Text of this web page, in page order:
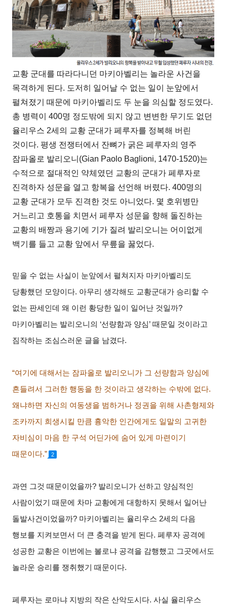
교황 군대를 따라다니던 마키아벨리는 놀라운 사건을
목격하게 된다. 도저히 일어날 수 없는 일이 눈앞에서
펼쳐졌기 때문에 마키아벨리도 두 눈을 의심할 정도였다.
총 병력이
400명 정도밖에 되지 않고 변변한 무기도 없던
율리우스 2세의 교황 군대가 페루자를 정복해 버린
것이다.평생 전쟁터에서 잔뼈가 굵은 페루자의 영주
잠파올로 발리오니 (Gian Paolo Baglioni, 1470-1520)는
수적으로 절대적인 약체였던 교황의 군대가 페루자로
진격하자 성문을 열고 항복을 선언해 버렸다. 400명의
교황 군대가 모두 진격한 것도 아니었다. 몇 호위병만
거느리고 호통을 치면서 페루자 성문을 향해 돌진하는
교황의 배짱과 용기에 기가 질려 발리오니는 어이없게
백기를 들고 교황 앞에서 무릎을 꿇었다.
믿을 수 없는 사실이 눈앞에서 펼쳐지자 마키아벨리도
당황했던 모양이다. 아무리 생각해도 교황군대가 승리할 수
없는 판세인데 왜 이런 황당한 일이 일어난 것일까?
마키아벨리는 발리오니의 ‘선량함과 양심’때문일 것이라고
짐작하는 조심스러운 글을 남겼다.
“여기에 대해서는 잠파올로 발리오니가 그 선량함과 양심에
흔들려서 그러한 행동을 한 것이라고 생각하는 수밖에 없다.
왜냐하면 자신의 여동생을 범하거나 정권을 위해 사촌형제와
조카까지 희생시킬 만큼 흉악한 인간에게도 일말의 고귀한
자비심이 마음 한 구석 어딘가에 숨어 있게 마련이기
때문이다.” 2
과연 그것 때문이었을까? 발리오니가 선하고 양심적인
사람이었기 때문에 차마 교황에게 대항하지 못해서 일어난
돌발사건이었을까? 마키아벨리는 율리우스 2세의 다음
행보를 지켜보면서 더 큰 충격을 받게 된다.페루자 공격에
성공한 교황은 이번에는 볼로냐 공격을 감행했고 그곳에서도
놀라운 승리를 쟁취했기 때문이다.
페루자는 로마냐 지방의 작은 산악도시다.사실 율리우스